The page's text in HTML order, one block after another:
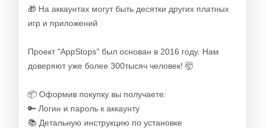
🎁 На аккаунтах могут быть десятки других платных
игр и приложений
Проект "AppStops" был основан в 2016 году. Нам
доверяют уже более 300тысяч человек! 🤯
📦 Оформив покупку вы получаете:
🔑 Логин и пароль к аккаунту
📚 Детальную инструкцию по установке